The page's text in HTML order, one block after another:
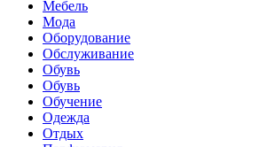
Мебель
Мода
Оборудование
Обслуживание
Обувь
Обувь
Обучение
Одежда
Отдых